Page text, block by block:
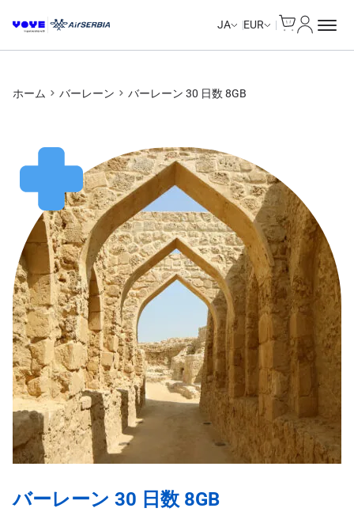
JA EUR
ホーム バーレーン バーレーン 30 日数 8GB
バーレーン 30 日数 8GB